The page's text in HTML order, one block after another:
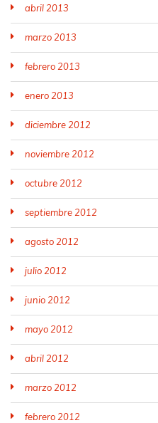
abril 2013
marzo 2013
febrero 2013
enero 2013
diciembre 2012
noviembre 2012
octubre 2012
septiembre 2012
agosto 2012
julio 2012
junio 2012
mayo 2012
abril 2012
marzo 2012
febrero 2012